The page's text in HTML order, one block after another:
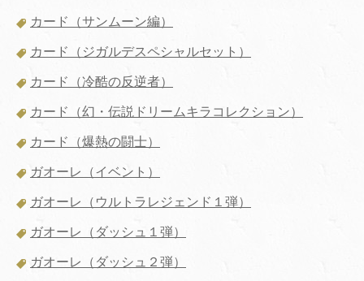
カード（サンムーン編）
カード（ジガルデスペシャルセット）
カード（冷酷の反逆者）
カード（幻・伝説ドリームキラコレクション）
カード（爆熱の闘士）
ガオーレ（イベント）
ガオーレ（ウルトラレジェンド１弾）
ガオーレ（ダッシュ１弾）
ガオーレ（ダッシュ２弾）